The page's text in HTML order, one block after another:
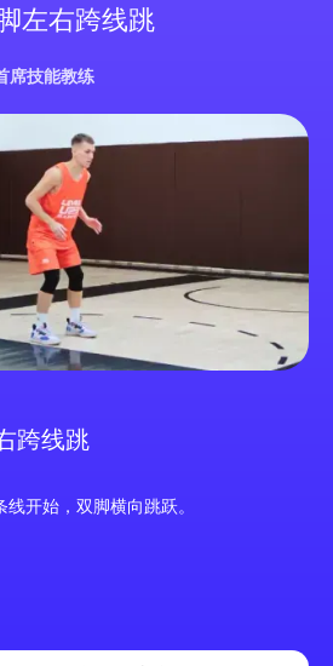
左右跨线跳
席技能教练
跨线跳
线开始，双脚横向跳跃。